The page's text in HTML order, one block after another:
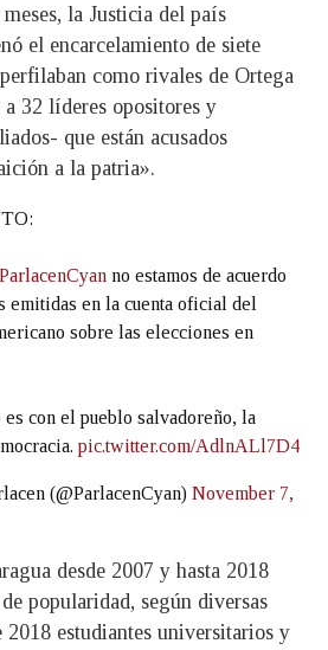
la Justicia del país
el encarcelamiento de siete
como rivales de Ortega
32 líderes opositores y
que están acusados
a la patria».
no estamos de acuerdo
emitidas en la cuenta oficial del
sobre las elecciones en
con el pueblo salvadoreño, la
pic.twitter.com/AdlnALl7D4
(@ParlacenCyan) November 7,
desde 2007 y hasta 2018
popularidad, según diversas
2018 estudiantes universitarios y